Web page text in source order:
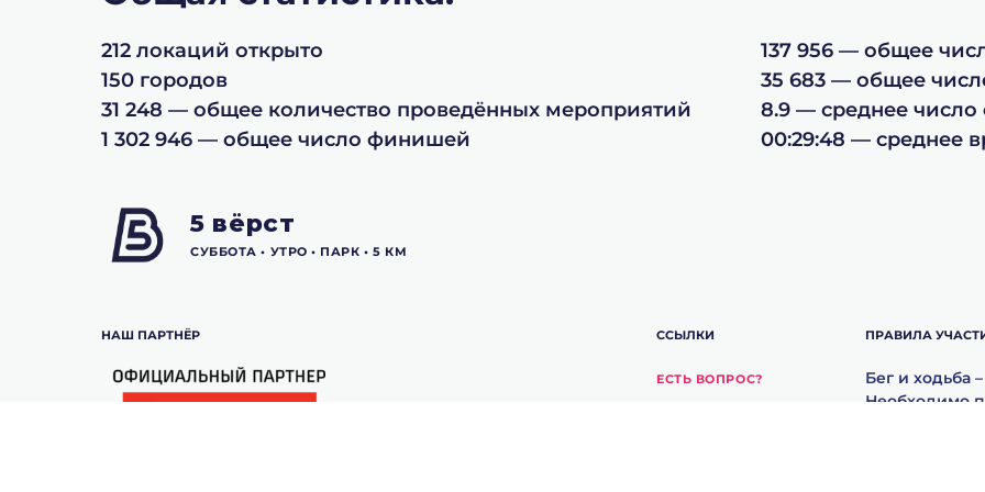
212 локаций открыто
150 городов
31 248 — общее количество проведённых мероприятий
1 302 946 — общее число финишей
137 956 — общее
35 683 — общее
8.9 — среднее
00:29:48 — среднее
5 вёрст
СУББОТА •‎ УТРО •‎ ПАРК •‎ 5 КМ
НАШ ПАРТНЁР ССЫЛКИ
ЕСТЬ ВОПРОС?
ПРАВИЛА
Бег и ходьба
Необходимо